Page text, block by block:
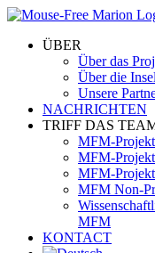
Skip
contentÜBER
Über das
Über die Insel
Unsere
NACHRICHTEN
TRIFF DAS
MFM-
MFM-
MFM-
MFM Non-
MFM
KONTACT